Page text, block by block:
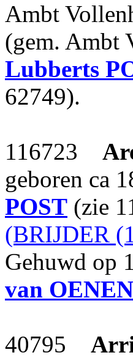
Ambt
(gem. Ambt
Lubberts
62749).
116723
geboren ca
POST (zie
(BRIJDER
Gehuwd op
van OENEN
40795